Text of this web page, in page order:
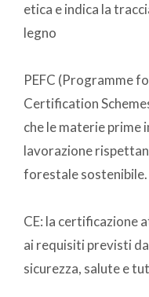
etica e indica la
legno
PEFC (Programme
Certification
che le materie prime
lavorazione
forestale sostenibile.
CE: la certificazione
ai requisiti previsti
sicurezza, salute e